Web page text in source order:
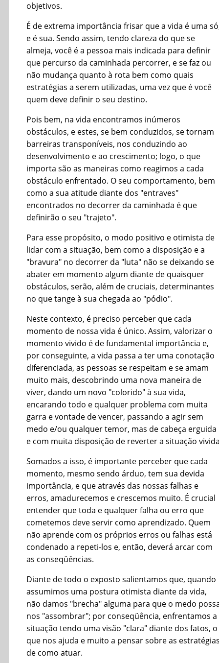
objetivos.
É de extrema importância frisar que a vida é uma
e é sua. Sendo assim, tendo clareza do que se
almeja, você é a pessoa mais indicada para definir
que percurso da caminhada percorrer, e se faz ou
não mudança quanto à rota bem como quais
estratégias a serem utilizadas, uma vez que é você
quem deve definir o seu destino.
Pois bem, na vida encontramos inúmeros
obstáculos, e estes, se bem conduzidos, se tornam
barreiras transponíveis, nos conduzindo ao
desenvolvimento e ao crescimento; logo, o que
importa são as maneiras como reagimos a cada
obstáculo enfrentado. O seu comportamento, bem
como a sua atitude diante dos "entraves"
encontrados no decorrer da caminhada é que
definirão o seu "trajeto".
Para esse propósito, o modo positivo e otimista de
lidar com a situação, bem como a disposição e a
"bravura" no decorrer da "luta" não se deixando se
abater em momento algum diante de quaisquer
obstáculos, serão, além de cruciais, determinantes
no que tange à sua chegada ao "pódio".
Neste contexto, é preciso perceber que cada
momento de nossa vida é único. Assim, valorizar o
momento vivido é de fundamental importância e,
por conseguinte, a vida passa a ter uma conotação
diferenciada, as pessoas se respeitam e se amam
muito mais, descobrindo uma nova maneira de
viver, dando um novo "colorido" à sua vida,
encarando todo e qualquer problema com muita
garra e vontade de vencer, passando a agir sem
medo e/ou qualquer temor, mas de cabeça erguida
e com muita disposição de reverter a situação
Somados a isso, é importante perceber que cada
momento, mesmo sendo árduo, tem sua devida
importância, e que através das nossas falhas e
erros, amadurecemos e crescemos muito. É crucial
entender que toda e qualquer falha ou erro que
cometemos deve servir como aprendizado. Quem
não aprende com os próprios erros ou falhas está
condenado a repeti-los e, então, deverá arcar com
as conseqüências.
Diante de todo o exposto salientamos que, quando
assumimos uma postura otimista diante da vida,
não damos "brecha" alguma para que o medo
nos "assombrar"; por conseqüência, enfrentamos a
situação tendo uma visão "clara" diante dos fatos, o
que nos ajuda e muito a pensar sobre as
de como atuar.